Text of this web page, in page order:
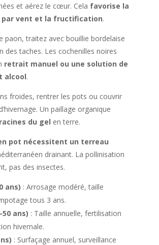
et aérez le cœur. Cela favorise la
par vent et la fructification.
paon, traitez avec bouillie bordelaise
des taches. Les cochenilles noires
retrait manuel ou une solution de
alcool.
froides, rentrer les pots ou couvrir
Un paillage organique
du gel en terre.
pot nécessitent un terreau
drainant. La pollinisation
pas des insectes.
ans) : Arrosage modéré, taille
tous 3 ans.
ans) : Taille annuelle, fertilisation
hivernale.
: Surfaçage annuel, surveillance